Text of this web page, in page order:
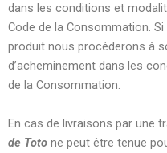
dans les conditions et
Code de la Consommation.
produit nous procéderons à
d’acheminement dans les
de la Consommation.
En cas de livraisons par une
de Toto ne peut être tenue